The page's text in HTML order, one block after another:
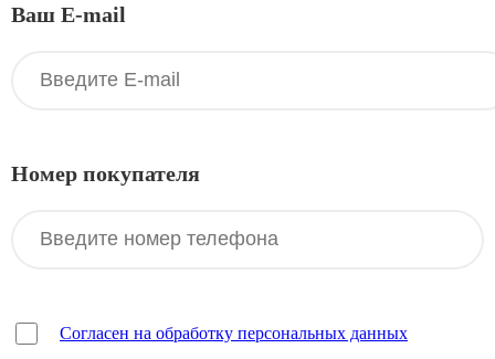
Ваш E-mail
Номер покупателя
Согласен на обработку персональных данных